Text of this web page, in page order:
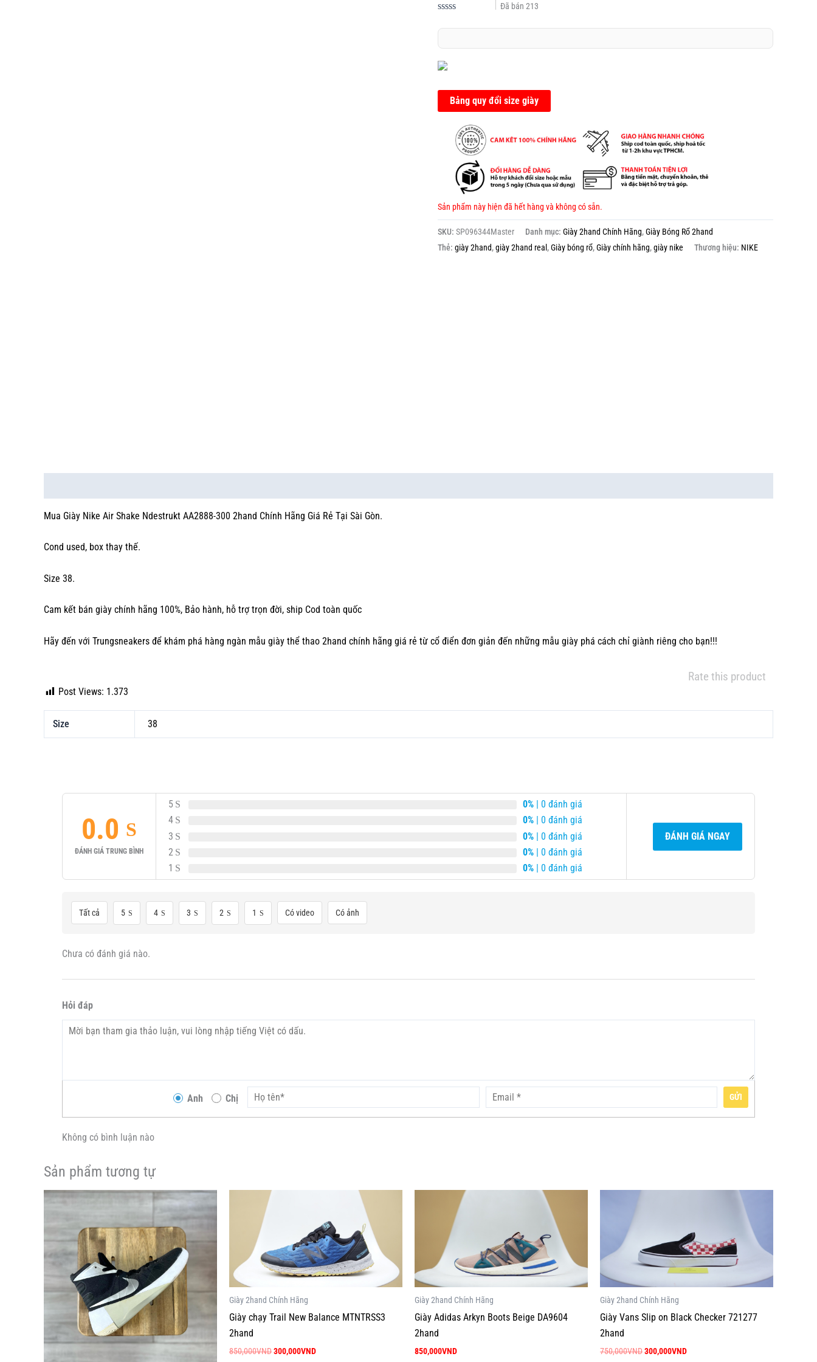
xếp
0.0
5
sao
Đã bán213
Bảng quy đổi size giày
Sản phẩm này hiện đã hết hàng và không có sẵn.
SKU: SP096344Master Danh mục: Giày 2hand Chính Hãng,Giày Bóng Rổ 2hand
Thẻ: giày 2hand,giày 2hand real,Giày bóng rổ,Giày chính hãng,giày nike Thương hiệu: NIKE
Mua Giày Nike Air Shake Ndestrukt AA2888-300 2hand Chính Hãng Giá Rẻ Tại Sài Gòn.
Cond used, box thay thế.
Size 38.
Cam kết bán giày chính hãng 100%, Bảo hành, hỗ trợ trọn đời, ship Cod toàn quốc
Hãy đến với Trungsneakers để khám phá hàng ngàn mẫu giày thể thao 2hand chính hãng giá rẻ từ cổ điển đơn giản đến những mẫu giày phá cách chỉ giành riêng cho bạn!!!
Rate this product
Post Views: 1.373
Size 38
0.0
ĐÁNH GIÁ TRUNG BÌNH
5 0% | 0 đánh giá
4
0% | 0 đánh giá
3
0% | 0 đánh giá
2
0% | 0 đánh giá
1
0% | 0 đánh giá
ĐÁNH GIÁ NGAY
Tất cả 5 4 3 2 1 Có video Có ảnh
Chưa có đánh giá nào.
Hỏi đáp
Anh Chị GỬI
Không có bình luận nào
Sản phẩm tương tự
Giá
1,000,000VND.
Giá
là:
999,000VND.
Sản
này
có
nhiều
biến
thể.
chọn
Giày 2hand Chính Hãng
Giày chạy Trail New Balance MTNTRSS3
2hand
850,000VND
850,000VND.
300,000VND
là:
300,000VND.
nhiều
biến
Các
tùy
chọn
có
Giày 2hand Chính Hãng
Giày Adidas Arkyn Boots Beige DA9604
2hand
850,000VND
biến
Các
tùy
chọn
có
Giày 2hand Chính Hãng
Giày Vans Slip on Black Checker 721277
2hand
750,000VND300,000VND
300,000VND.
nhiều
biến
Các
tùy
chọn
có